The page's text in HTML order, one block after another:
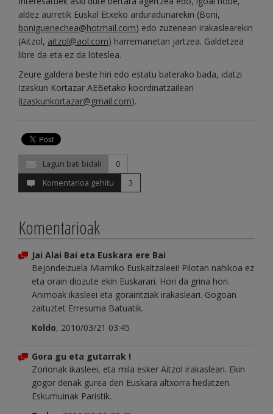
aldez aurretik Euskal Etxeko arduradunarekin (Boni,
boniguenechea@hotmail.com) edo zuzenean irakaslearekin
(Aitzol, aitzol@aol.com) harremanetan jartzea. Galdetzea
libre da eta ez da loteslea.
Zeure galdera beste hiri edo estatu baterako bada, idatzi
Izaskun Kortazar AEBetako koordinatzaileari
(izaskunkortazar@gmail.com).
Lagun bati bidali
0
Komentarioa gehitu
3
Komentarioak
Jai Alai Bai eta Euskara ere Bai
Bejondeizuela Miamiko Euskaltzaleei! Pilotan nahikoa ez
eta orain diozute ekin Euskarari. Hori da grina hori.
Animoak ikasleei eta goraintziak irakasleari. Gogoan
zaituztet Erresuma Batuatik.
Koldo, 2010/03/21 03:45
Gora gu eta gutarrak !
Zorionak ikasleei, eta mila esker Aitzol irakasleari. Ekin
gogor denak gurea den Euskara altxorra hedatzen.
Eskumuinak Paristik.